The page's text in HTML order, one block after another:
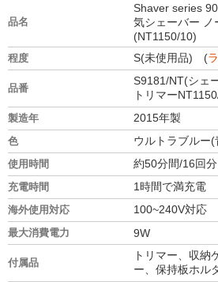
品名
Shaver series
気シェーバー ノ
(NT1150/10)
程度 S(未使用品) (
品番
S9181/NT(シェ
トリマー
製造年 2015年製
色 ウルトラブルー(
使用時間 約50分間/16回分
充電時間 1時間で満充電
海外使用対応 100~240V対応
最大消費電力 9W
付属品
トリマー、収納
ー、保持板ホル